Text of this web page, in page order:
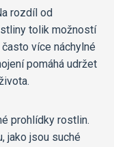
rozdíl od
tolik možností
více náchylné
pomáhá udržet
prohlídky rostlin.
jako jsou suché